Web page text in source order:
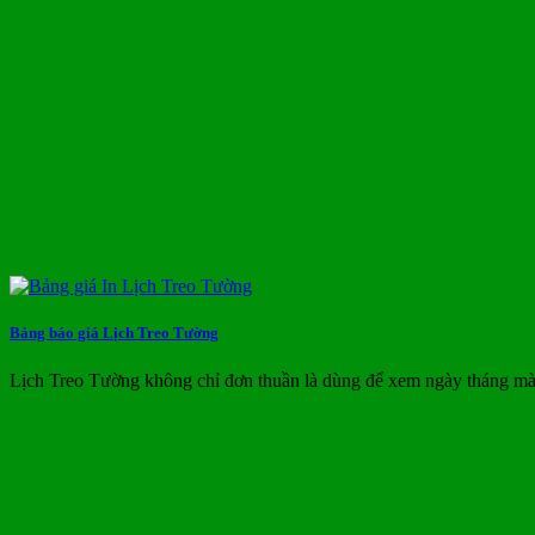
Bảng báo giá Lịch Treo Tường
Lịch Treo Tường không chỉ đơn thuần là dùng để xem ngày tháng